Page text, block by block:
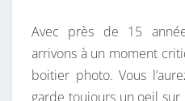
I
Avec près de 15
arrivons à un moment
boitier photo. Vous
garde toujours un oeil